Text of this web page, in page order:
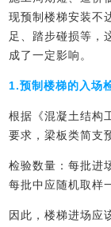
现预制楼梯安装不
足、踏步碰损等，
成了一定影响。
1.预制楼梯的入场
根据《混凝土结构
要求，梁板类简支
检验数量：每批进
每批中应随机取样
因此，楼梯进场应